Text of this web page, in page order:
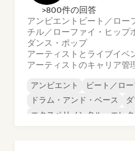
>800件の回答
アンビエント ビート／ロー
チル／ローファイ・ヒップ
ダンス・ポップ
アーティストとライブイベ
アーティストのキャリア管
アンビエント
ビート／ロ
ドラム・アンド・ベース
エクスペリメンタル・エレ